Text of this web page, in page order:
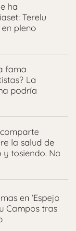
ha
Terelu
pleno
fama
La
podría
la salud de
y tosiendo. No
en ‘Espejo
Campos tras